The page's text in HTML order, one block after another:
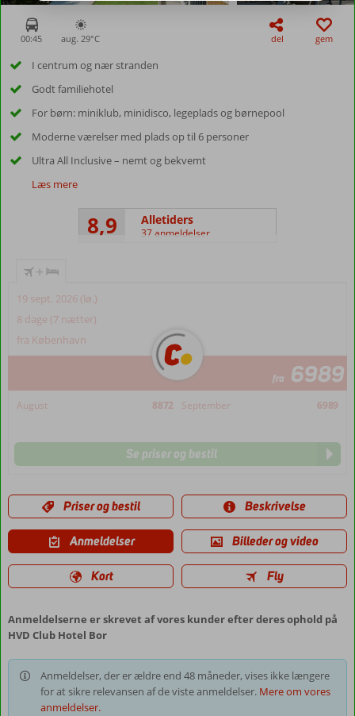
00:45 aug. 29°C del gem
I centrum og nær stranden
Godt familiehotel
For børn: miniklub, minidisco, legeplads og børnepool
Moderne værelser med plads op til 6 personer
Ultra All Inclusive – nemt og bekvemt
Læs mere
8,9 Alletiders
37 anmeldelser
+
19 sept. 2026 (lø.)
8 dage (7 nætter)
fra København
fra 6989
August 8872 September 6989
Se priser og bestil
Priser og bestil Beskrivelse
Anmeldelser Billeder og video
Kort Fly
Anmeldelserne er skrevet af vores kunder efter deres ophold på
HVD Club Hotel Bor
Anmeldelser, der er ældre end 48 måneder, vises ikke længere
for at sikre relevansen af de viste anmeldelser. Mere om vores
anmeldelser.